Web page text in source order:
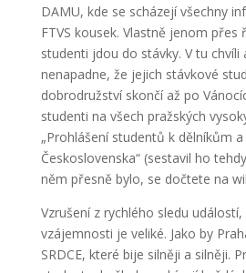
DAMU, kde se scházejí všechny
FTVS kousek. Vlastně jenom přes
studenti jdou do stávky. V tu chvíli
nenapadne, že jejich stávkové
dobrodružství skončí až po
studenti na všech pražských
„Prohlášení studentů k dělníkům
Československa“ (sestavil ho
něm přesně bylo, se dočtete na
Vzrušení z rychlého sledu
vzájemnosti je veliké. Jako by
SRDCE, které bije silněji a silněji.